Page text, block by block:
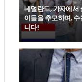
네덜란드, 가자에
이들을 추모하며,
니다!